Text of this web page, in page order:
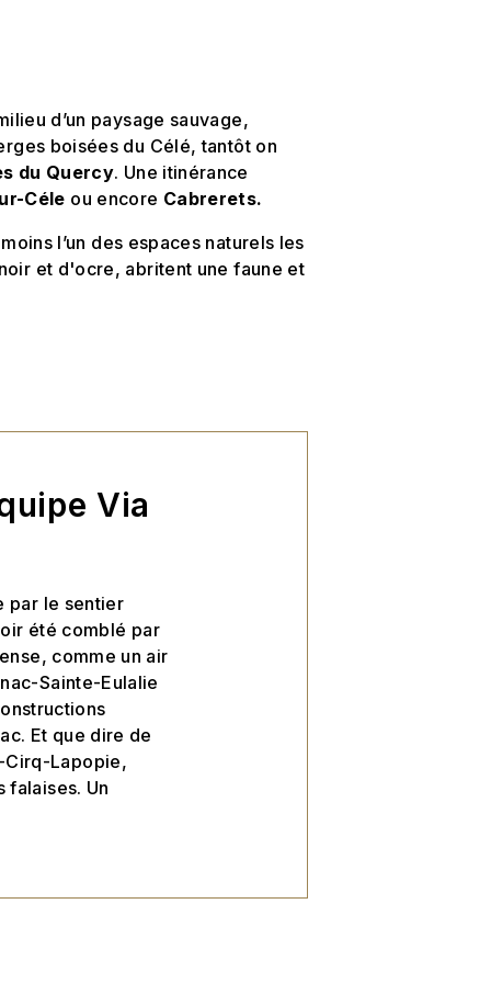
d’un paysage sauvage,
boisées du Célé, tantôt on
du Quercy. Une itinérance
Céle ou encore Cabrerets.
l’un des espaces naturels les
et d'ocre, abritent une faune et
Via
par le sentier
été comblé par
comme un air
Sainte-Eulalie
Et que dire de
Cirq-Lapopie,
falaises. Un